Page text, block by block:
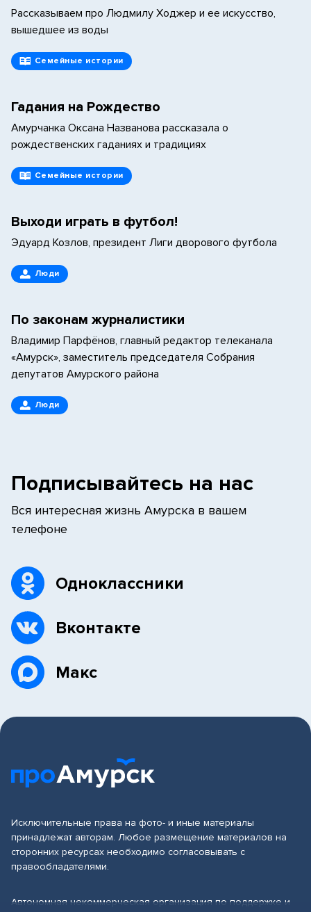
Рассказываем про Людмилу Ходжер и ее искусство,
вышедшее из воды
Семейные истории
Гадания на Рождество
Амурчанка Оксана Названова рассказала о
рождественских гаданиях и традициях
Семейные истории
Выходи играть в футбол!
Эдуард Козлов, президент Лиги дворового футбола
Люди
По законам журналистики
Владимир Парфёнов, главный редактор телеканала
«Амурск», заместитель председателя Собрания
депутатов Амурского района
Люди
Подписывайтесь на нас
Вся интересная жизнь Амурска в вашем
телефоне
Одноклассники
Вконтакте
Макс
Исключительные права на фото- и иные материалы
принадлежат авторам. Любое размещение материалов на
сторонних ресурсах необходимо согласовывать с
правообладателями.
Автономная некоммерческая организация по поддержке и